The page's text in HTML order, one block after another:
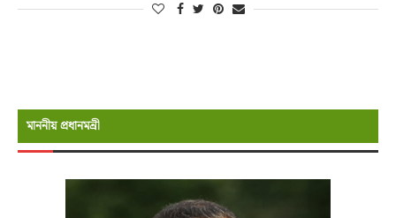
মাননীয় প্রধানমন্রী